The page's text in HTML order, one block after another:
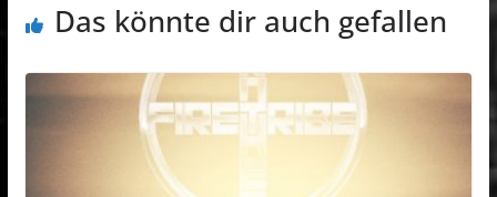
Das könnte dir auch gefallen